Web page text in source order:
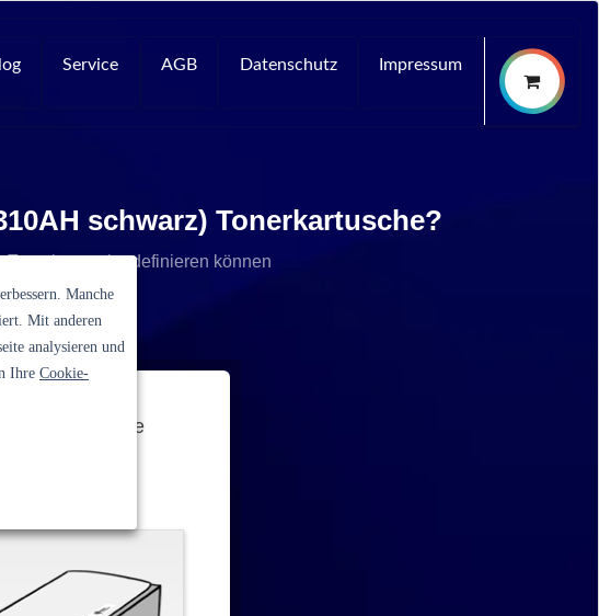
Service AGB Datenschutz Impressum
schwarz) Tonerkartusche?
definieren können
eine originale
Manche
Mit anderen
analysieren und
Ihre Cookie-